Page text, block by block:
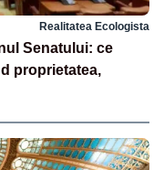
Realitatea Ecologista
Senatului: ce
proprietatea,